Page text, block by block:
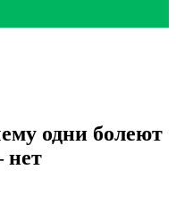
одни болеют
нет